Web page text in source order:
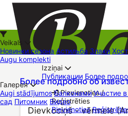
+37126545879 baizas@baizas.lv
Stādu grozs
Pievienoties /
Reģistrēties
Pievienoties
Veikals
Новинки сезона Астильба Злаки
Augu komplekti
Kā iepirkties
Izziņai
Публикации Более
Галерея
Augi stādījumos Балконами Участие
сад Питомник Видео
Торговые места Контакты Dāvanu
Более подробно об
Dievkociņš - vērmele